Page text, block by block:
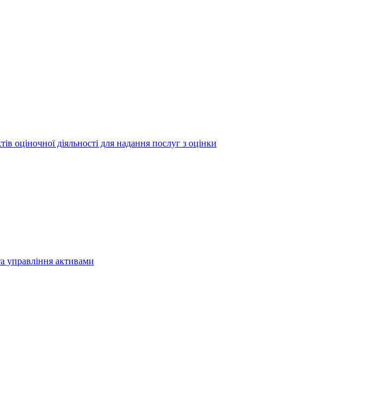
оціночної діяльності для надання послуг з оцінки
управління активами